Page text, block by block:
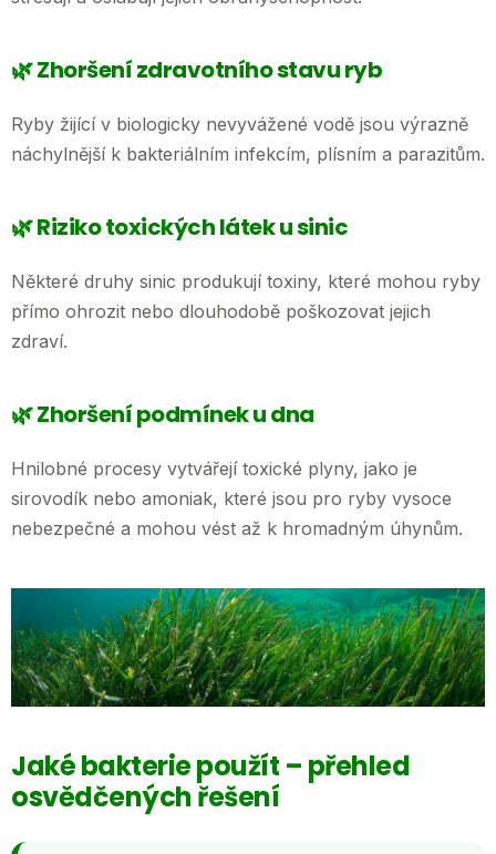
🌿 Zhoršení zdravotního stavu ryb
Ryby žijící v biologicky nevyvážené vodě jsou výrazně
náchylnější k bakteriálním infekcím, plísním a parazitům.
🌿 Riziko toxických látek u sinic
Některé druhy sinic produkují toxiny, které mohou ryby
přímo ohrozit nebo dlouhodobě poškozovat jejich
zdraví.
🌿 Zhoršení podmínek u dna
Hnilobné procesy vytvářejí toxické plyny, jako je
sirovodík nebo amoniak, které jsou pro ryby vysoce
nebezpečné a mohou vést až k hromadným úhynům.
Jaké bakterie použít – přehled
osvědčených řešení